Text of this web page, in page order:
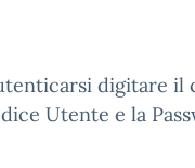
digitare il
Utente e la